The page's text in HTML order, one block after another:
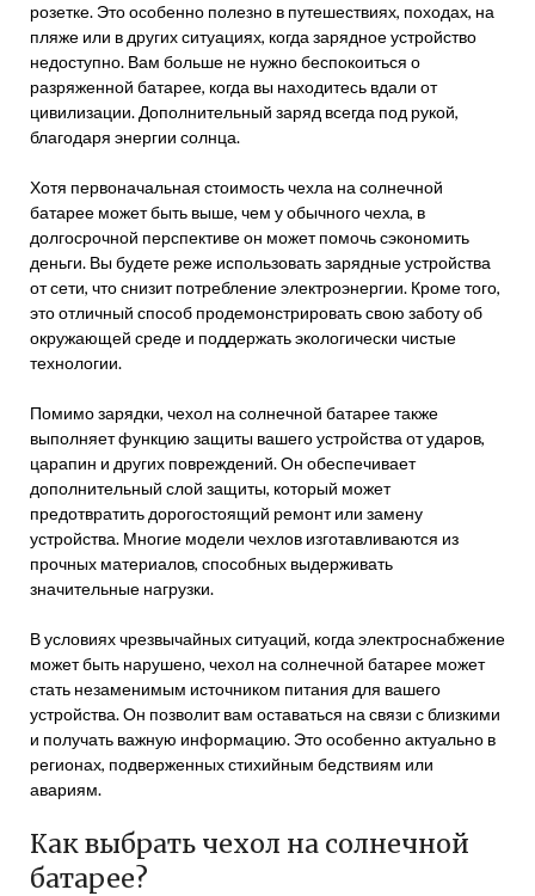
розетке. Это особенно полезно в путешествиях, походах, на
пляже или в других ситуациях, когда зарядное устройство
недоступно. Вам больше не нужно беспокоиться о
разряженной батарее, когда вы находитесь вдали от
цивилизации. Дополнительный заряд всегда под рукой,
благодаря энергии солнца.
Хотя первоначальная стоимость чехла на солнечной
батарее может быть выше, чем у обычного чехла, в
долгосрочной перспективе он может помочь сэкономить
деньги. Вы будете реже использовать зарядные устройства
от сети, что снизит потребление электроэнергии. Кроме того,
это отличный способ продемонстрировать свою заботу об
окружающей среде и поддержать экологически чистые
технологии.
Помимо зарядки, чехол на солнечной батарее также
выполняет функцию защиты вашего устройства от ударов,
царапин и других повреждений. Он обеспечивает
дополнительный слой защиты, который может
предотвратить дорогостоящий ремонт или замену
устройства. Многие модели чехлов изготавливаются из
прочных материалов, способных выдерживать
значительные нагрузки.
В условиях чрезвычайных ситуаций, когда электроснабжение
может быть нарушено, чехол на солнечной батарее может
стать незаменимым источником питания для вашего
устройства. Он позволит вам оставаться на связи с близкими
и получать важную информацию. Это особенно актуально в
регионах, подверженных стихийным бедствиям или
авариям.
Как выбрать чехол на солнечной
батарее?